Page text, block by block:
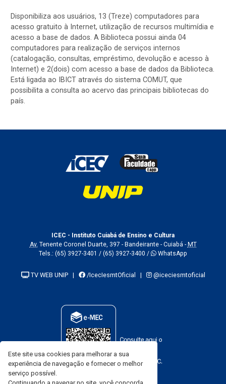
Este site usa cookies para melhorar a sua
experiência de navegação e fornecer o melhor
serviço possível.
Disponibiliza aos usuários, 13 (Treze) computadores para
acesso gratuito à Internet, utilização de recursos multimídia e
acesso a base de dados. A Biblioteca possui ainda 04
computadores para realização de serviços internos
(catalogação, consultas, empréstimo, devolução e acesso à
Internet) e 2(dois) com acesso a base de dados da Biblioteca.
Está ligada ao IBICT através do sistema COMUT, que
possibilita a consulta ao acervo das principais bibliotecas do
país.
ICEC - Instituto Cuiabá de Ensino e Cultura
Av. Tenente Coronel Duarte, 397 - Bandeirante - Cuiabá - MT
Tels.: (65) 3927-3401 / (65) 3927-3400 / WhatsApp
TV WEB UNIP| /IcecIesmtOficial | @iceciesmtoficial